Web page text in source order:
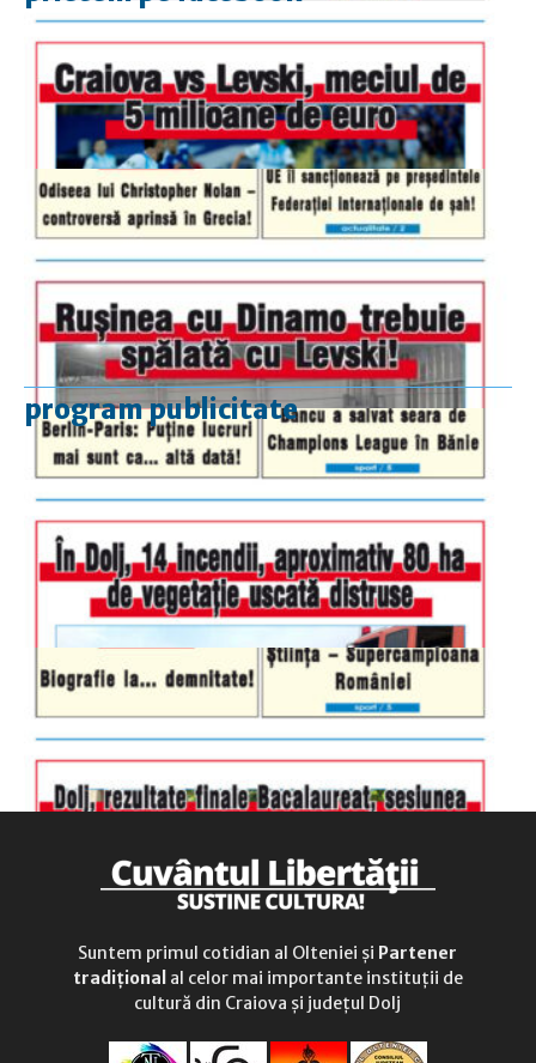
program publicitate
luni-vineri
9.00 - 17.00
duminică
9.00 - 12.00
Suntem primul cotidian al Olteniei și Partener
tradițional al celor mai importante instituții de
cultură din Craiova și județul Dolj